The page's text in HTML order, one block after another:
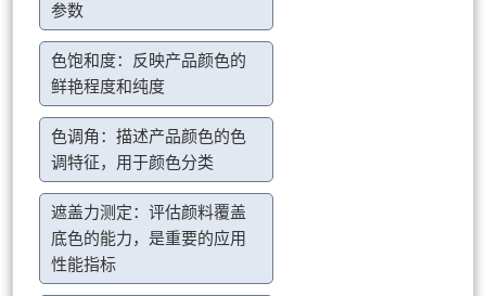
参数
色饱和度：反映产品颜色的
鲜艳程度和纯度
色调角：描述产品颜色的色
调特征，用于颜色分类
遮盖力测定：评估颜料覆盖
底色的能力，是重要的应用
性能指标